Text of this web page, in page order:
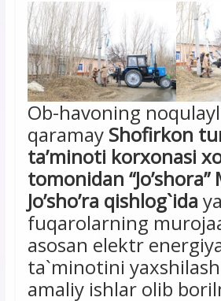
Ob-havoning
qaramay Shofirkon
ta’minoti korxonasi
tomonidan “Jo’shora”
Jo’sho’ra qishlog`ida
fuqarolarning
asosan elektr
ta`minotini
amaliy ishlar olib